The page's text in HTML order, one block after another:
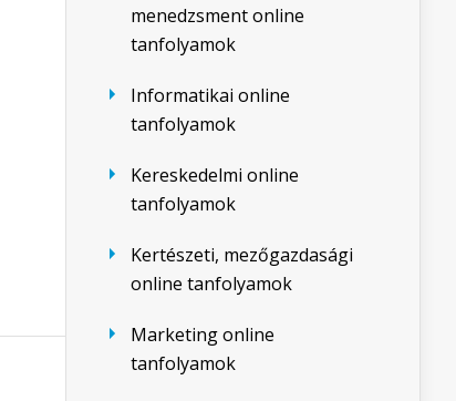
menedzsment online
tanfolyamok
Informatikai online
tanfolyamok
Kereskedelmi online
tanfolyamok
Kertészeti, mezőgazdasági
online tanfolyamok
Marketing online
tanfolyamok